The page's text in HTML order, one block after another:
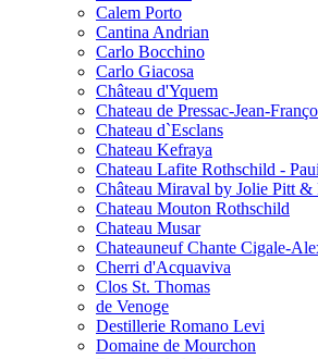
Calem Porto
Cantina Andrian
Carlo Bocchino
Carlo Giacosa
Château d'Yquem
Chateau de Pressac-Jean-
Chateau d`Esclans
Chateau Kefraya
Chateau Lafite Rothschild -
Château Miraval by Jolie Pitt &
Chateau Mouton Rothschild
Chateau Musar
Chateauneuf Chante Cigale-
Cherri d'Acquaviva
Clos St. Thomas
de Venoge
Destillerie Romano Levi
Domaine de Mourchon